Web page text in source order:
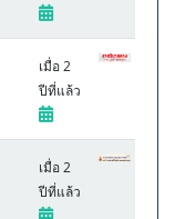
เมื่อ 2
ปีที่แล้ว
เมื่อ 2
ปีที่แล้ว